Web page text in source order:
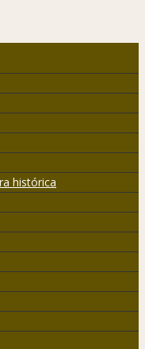
histórica